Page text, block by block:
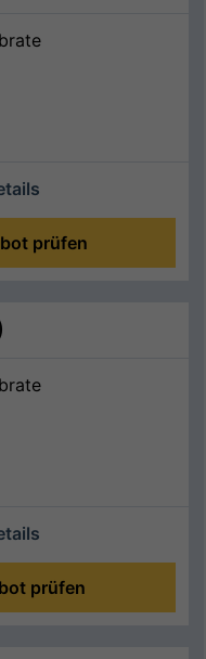
prüfen
prüfen